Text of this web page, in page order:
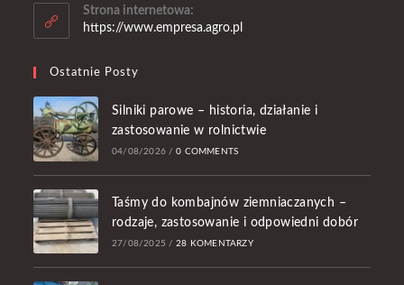
Strona internetowa:
https://www.empresa.agro.pl
Ostatnie Posty
Silniki parowe – historia, działanie i
zastosowanie w rolnictwie
04/08/2026 / 0 COMMENTS
Taśmy do kombajnów ziemniaczanych –
rodzaje, zastosowanie i odpowiedni dobór
27/08/2025 / 28 KOMENTARZY